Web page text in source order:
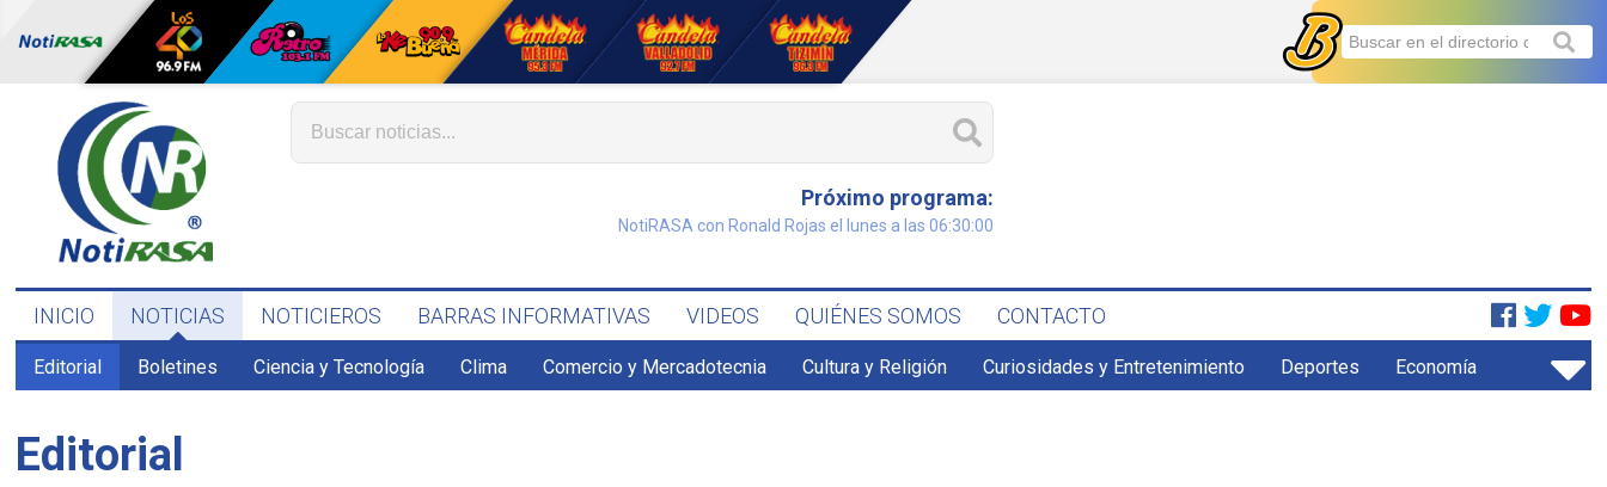
Próximo programa:
NotiRASA con Ronald Rojas el lunes a las 06:30:00
INICIO NOTICIAS NOTICIEROS BARRAS INFORMATIVAS VIDEOS QUIÉNES SOMOS CONTACTO
Editorial Boletines Ciencia y Tecnología Clima Comercio y Mercadotecnia Cultura y Religión Curiosidades y Entretenimiento Deportes Economía
Editorial